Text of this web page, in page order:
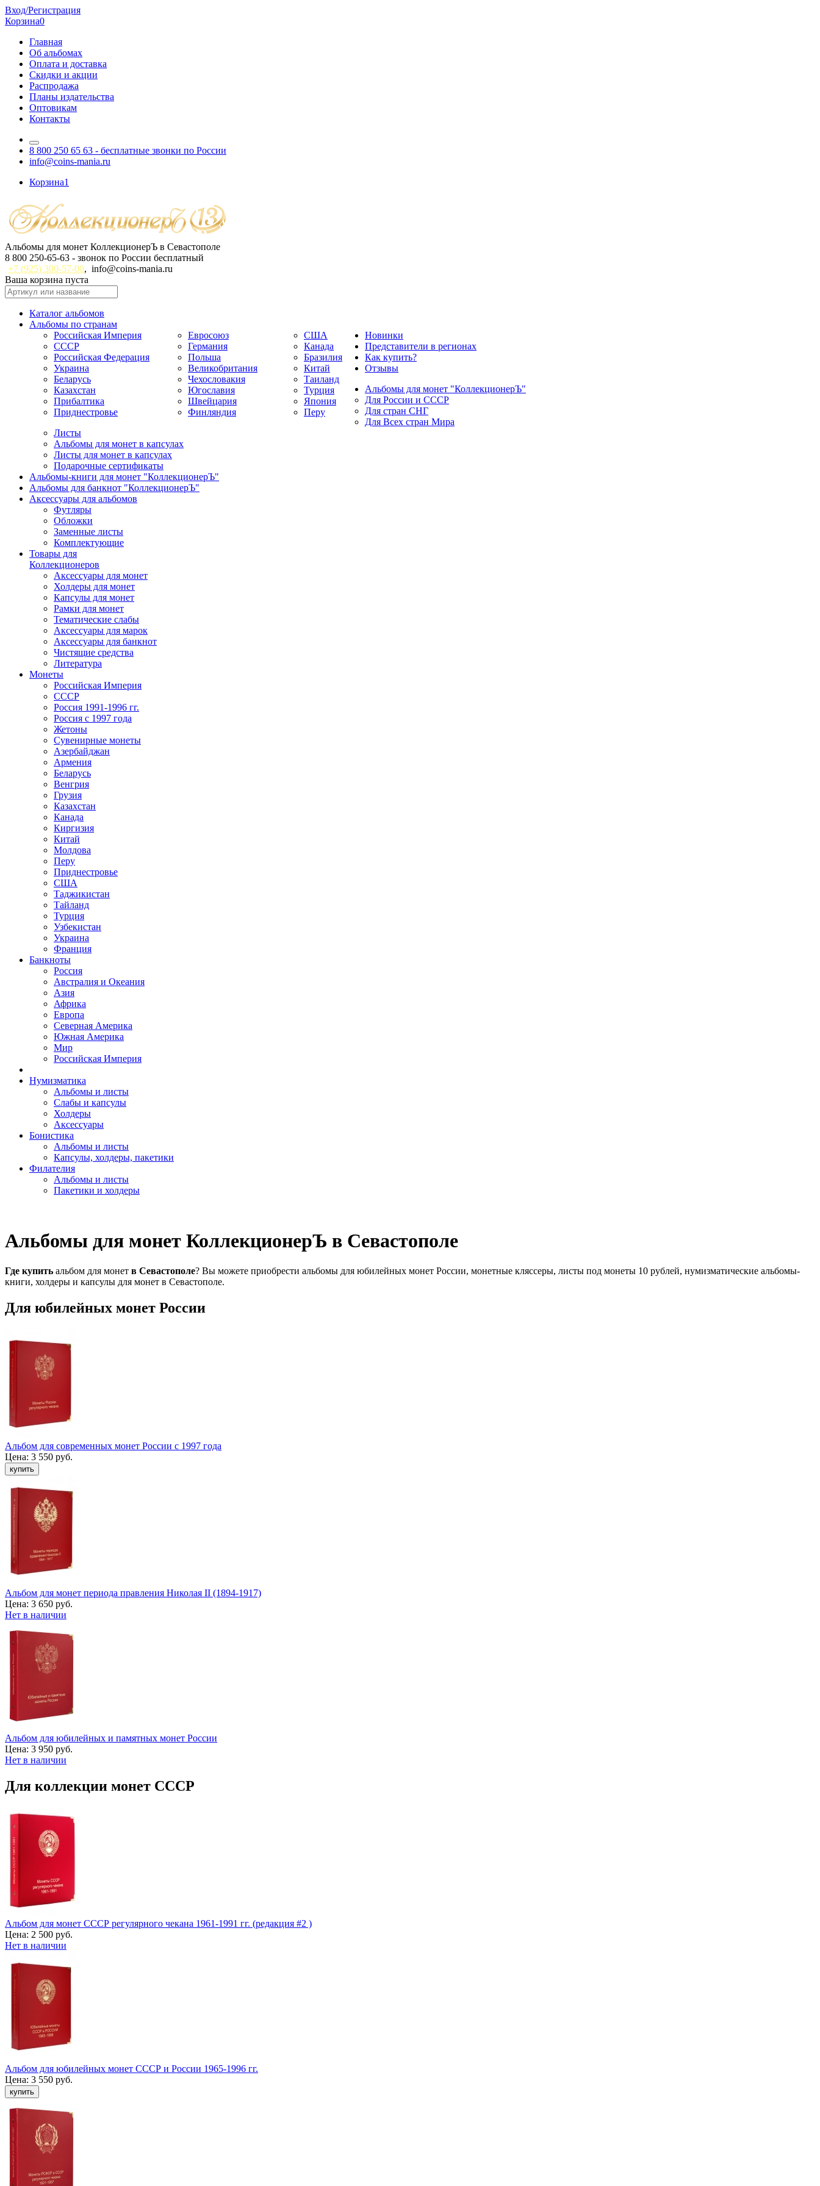
Вход/Регистрация
Корзина0
Главная
Об альбомах
Оплата и доставка
Скидки и акции
Распродажа
Планы издательства
Оптовикам
Контакты
8 800 250 65 63 - бесплатные звонки по России
info@coins-mania.ru
Корзина1
Альбомы для монет КоллекционерЪ в Севастополе
8 800 250-65-63 - звонок по России бесплатный
+7 (925) 300-57-00, info@coins-mania.ru
Ваша корзина пуста
Каталог альбомов
Альбомы по странам
Российская Империя
СССР
Российская Федерация
Украина
Беларусь
Казахстан
Прибалтика
Приднестровье
Евросоюз
Германия
Польша
Великобритания
Чехословакия
Югославия
Швейцария
Финляндия
США
Канада
Бразилия
Китай
Таиланд
Турция
Япония
Перу
Новинки
Представители в регионах
Как купить?
Отзывы
Альбомы для монет "КоллекционерЪ"
Для России и СССР
Для стран СНГ
Для Всех стран Мира
Листы
Альбомы для монет в капсулах
Листы для монет в капсулах
Подарочные сертификаты
Альбомы-книги для монет "КоллекционерЪ"
Альбомы для банкнот "КоллекционерЪ"
Аксессуары для альбомов
Футляры
Обложки
Заменные листы
Комплектующие
Товары для
Коллекционеров
Аксессуары для монет
Холдеры для монет
Капсулы для монет
Рамки для монет
Тематические слабы
Аксессуары для марок
Аксессуары для банкнот
Чистящие средства
Литература
Монеты
Российская Империя
СССР
Россия 1991-1996 гг.
Россия с 1997 года
Жетоны
Сувенирные монеты
Азербайджан
Армения
Беларусь
Венгрия
Грузия
Казахстан
Канада
Киргизия
Китай
Молдова
Перу
Приднестровье
США
Таджикистан
Тайланд
Турция
Узбекистан
Украина
Франция
Банкноты
Россия
Австралия и Океания
Азия
Африка
Европа
Северная Америка
Южная Америка
Мир
Российская Империя
Нумизматика
Альбомы и листы
Слабы и капсулы
Холдеры
Аксессуары
Бонистика
Альбомы и листы
Капсулы, холдеры, пакетики
Филателия
Альбомы и листы
Пакетики и холдеры
Альбомы для монет КоллекционерЪ в Севастополе
Где купить альбом для монет в Севастополе? Вы можете приобрести альбомы для юбилейных монет России, монетные кляссеры, листы под монеты 10 рублей, нумизматические альбомы-
книги, холдеры и капсулы для монет в Севастополе.
Для юбилейных монет России
Альбом для современных монет России с 1997 года
Цена: 3 550 руб.
Альбом для монет периода правления Николая II (1894-1917)
Цена: 3 650 руб.
Нет в наличии
Альбом для юбилейных и памятных монет России
Цена: 3 950 руб.
Нет в наличии
Для коллекции монет СССР
Альбом для монет СССР регулярного чекана 1961-1991 гг. (редакция #2 )
Цена: 2 500 руб.
Нет в наличии
Альбом для юбилейных монет СССР и России 1965-1996 гг.
Цена: 3 550 руб.